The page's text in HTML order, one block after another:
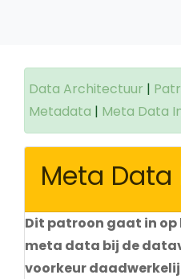
Data Architectuur |
Metadata | Meta Data
Meta Data
Dit patroon gaat in op
meta data bij de
voorkeur